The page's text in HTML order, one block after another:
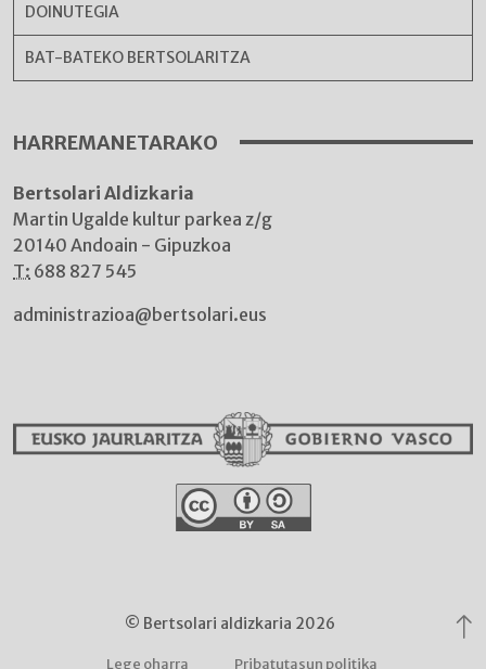
DOINUTEGIA
BAT-BATEKO BERTSOLARITZA
HARREMANETARAKO
Bertsolari Aldizkaria
Martin Ugalde kultur parkea z/g
20140 Andoain - Gipuzkoa
T: 688 827 545
administrazioa@bertsolari.eus
© Bertsolari aldizkaria 2026
Lege oharra Pribatutasun politika